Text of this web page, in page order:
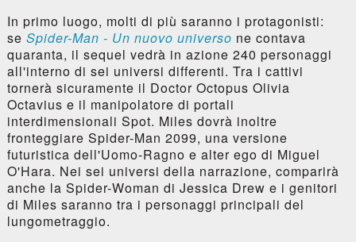
In primo luogo, molti di più saranno i protagonisti:
se Spider-Man - Un nuovo universo ne contava
quaranta, il sequel vedrà in azione 240 personaggi
all'interno di sei universi differenti. Tra i cattivi
tornerà sicuramente il Doctor Octopus Olivia
Octavius e il manipolatore di portali
interdimensionali Spot. Miles dovrà inoltre
fronteggiare Spider-Man 2099, una versione
futuristica dell'Uomo-Ragno e alter ego di Miguel
O'Hara. Nei sei universi della narrazione, comparirà
anche la Spider-Woman di Jessica Drew e i genitori
di Miles saranno tra i personaggi principali del
lungometraggio.